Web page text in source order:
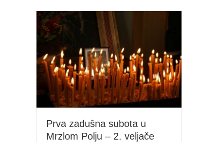
Prva zadušna subota u
Mrzlom Polju – 2. veljače